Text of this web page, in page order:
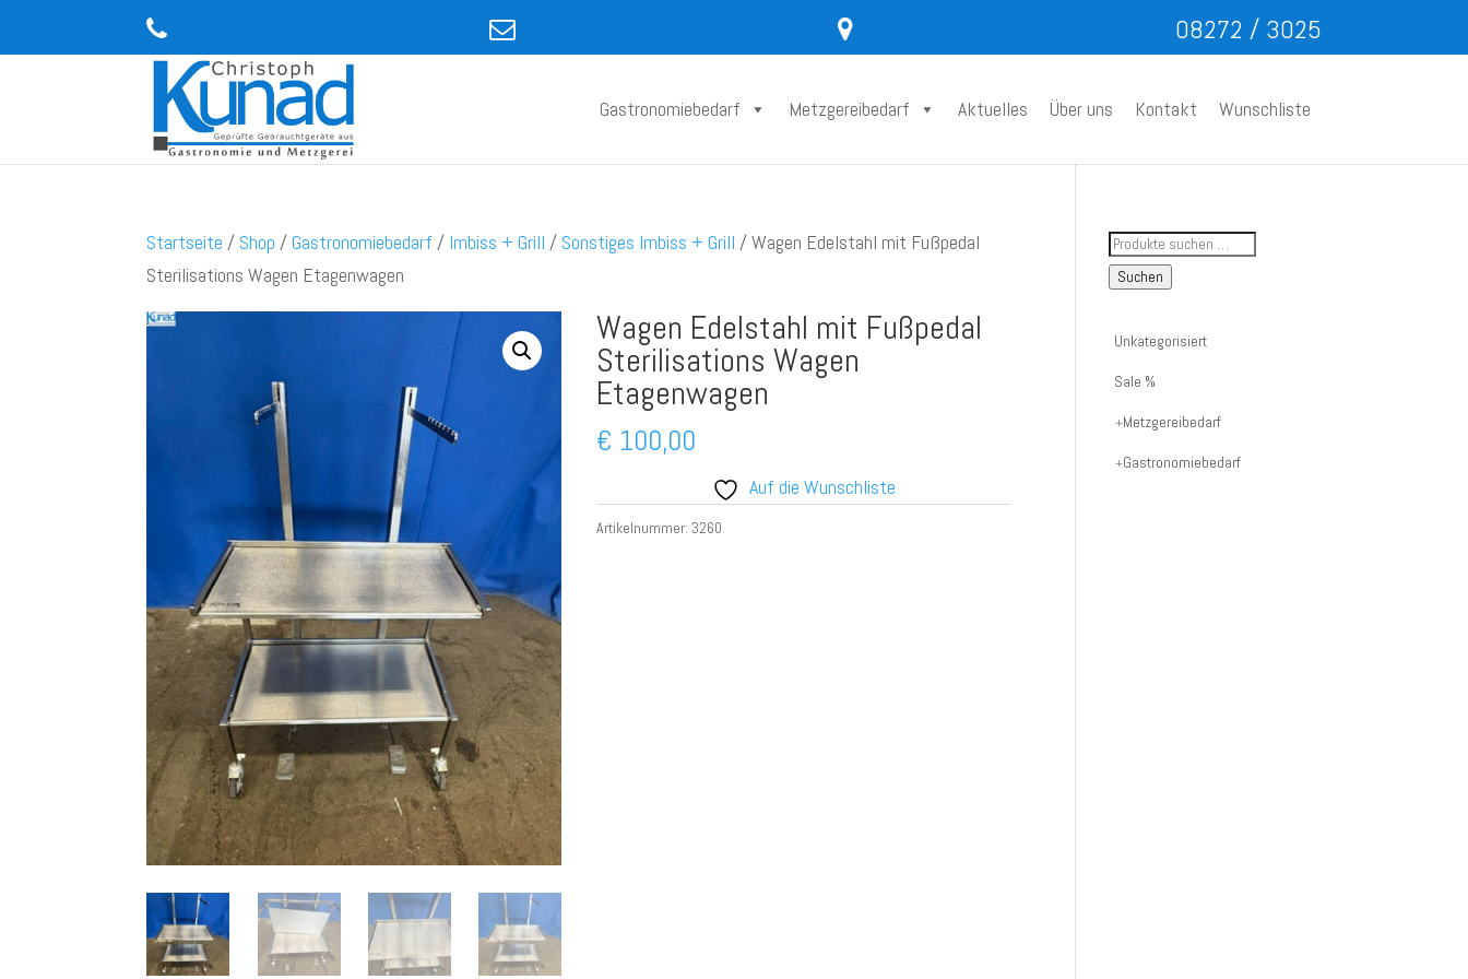
08272 / 3025
Gastronomiebedarf Metzgereibedarf Aktuelles Über uns Kontakt Wunschliste
Startseite / Shop /Gastronomiebedarf / Imbiss + Grill / Sonstiges Imbiss + Grill / Wagen Edelstahl mit Fußpedal
Sterilisations Wagen Etagenwagen
Wagen Edelstahl mit Fußpedal
Sterilisations Wagen
Etagenwagen
€ 100,00
Auf die Wunschliste
Artikelnummer:3260
Suche
nach
oder
Produktname:
Suchen
Unkategorisiert
Sale %
Metzgereibedarf
Gastronomiebedarf